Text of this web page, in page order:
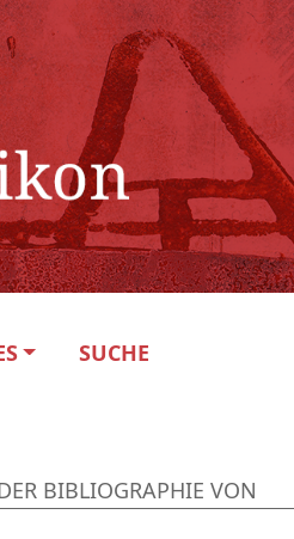
SUCHE
BIBLIOGRAPHIE VON